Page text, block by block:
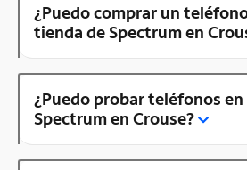
¿Puedo comprar un
tienda de Spectrum en
¿Puedo probar teléfonos
Spectrum en Crouse?